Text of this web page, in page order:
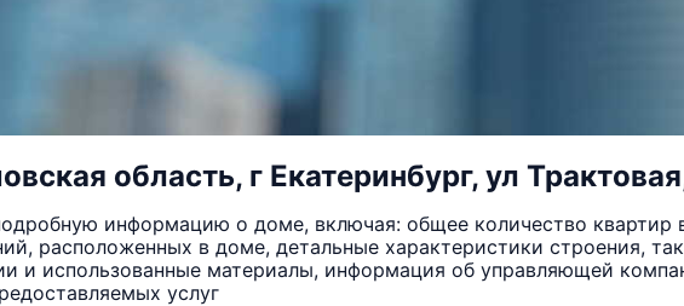
область, г Екатеринбург, ул
информацию о доме, включая: общее количество квартир
расположенных в доме, детальные характеристики строения,
и использованные материалы, информация об управляющей
услуг